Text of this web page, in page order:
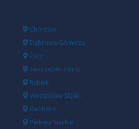
Chorzów
Dąbrowa Górnicza
Żory
Jastrzębie-Zdrój
Rybnik
Wodzisław Śląski
Racibórz
Piekary Śląskie